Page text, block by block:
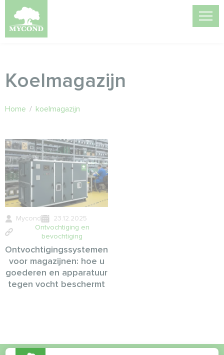
Koelmagazijn
Home / koelmagazijn
Mycond
23.12.2025
Ontvochtiging en
bevochtiging
Ontvochtigingssystemen
voor magazijnen: hoe u
goederen en apparatuur
tegen vocht beschermt